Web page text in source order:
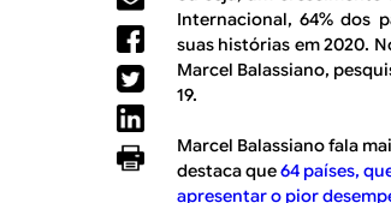
E
a
l
Internacional, 64% dos
suas histórias em 2020.
Marcel Balassiano,
19.
Marcel Balassiano fala
destaca que64 países,
apresentar o pior